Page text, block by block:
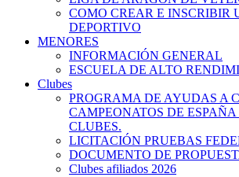
COMO CREAR E INSCRIBIR
DEPORTIVO
MENORES
INFORMACIÓN GENERAL
ESCUELA DE ALTO
Clubes
PROGRAMA DE AYUDAS A
CAMPEONATOS DE ESPAÑA
CLUBES.
LICITACIÓN PRUEBAS
DOCUMENTO DE
Clubes afiliados 2026